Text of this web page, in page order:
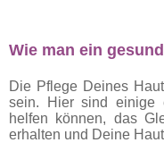
Wie man ein
Die Pflege Deines
sein. Hier sind einige
helfen können, das
erhalten und Deine